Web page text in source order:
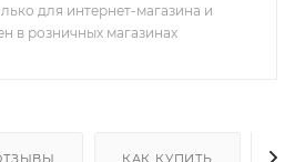
для интернет-магазина и
в розничных магазинах
КАК КУПИТЬ